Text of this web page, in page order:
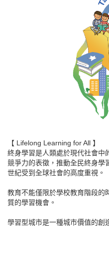
【 Lifelong Learning for All 】
終身學習是人類處於現代社會中
競爭力的表徵，推動全民終身學
世紀受到全球社會的高度重視。
教育不能僅限於學校教育階段的
質的學習機會。
學習型城市是一種城市價值的創